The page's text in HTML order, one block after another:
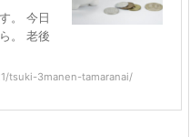
。 今日
。 老後
tsuki-3manen-tamaranai/